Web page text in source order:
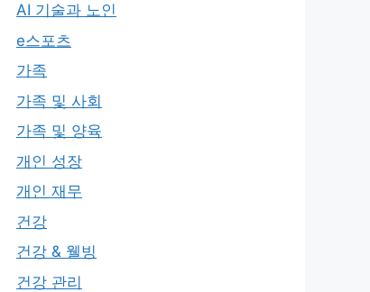
AI 기술과 노인
e스포츠
가족
가족 및 사회
가족 및 양육
개인 성장
개인 재무
건강
건강 & 웰빙
건강 관리